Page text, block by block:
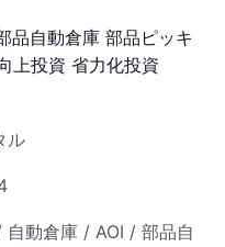
品自動倉庫 部品ピッキ
上投資 省力化投資
ル
動倉庫 / AOI / 部品自